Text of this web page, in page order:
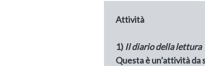
Attività
1) Il diario della lettura
Questa è un’attività